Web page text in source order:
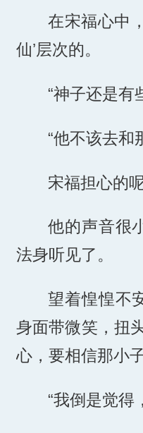
在宋福心中
仙’层次的。
“神子还是有
“他不该去和
宋福担心的
他的声音很
法身听见了。
望着惶惶不
身面带微笑，扭
心，要相信那小
“我倒是觉得